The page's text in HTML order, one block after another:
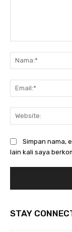
Simpan nama,
lain kali saya
STAY